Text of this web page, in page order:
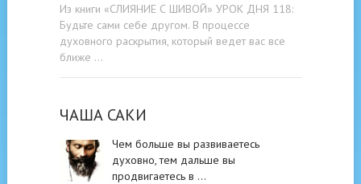
Из книги «СЛИЯНИЕ С ШИВОЙ» УРОК ДНЯ 118:
Будьте cами cебе другом. В процессе
духовного раскрытия, который ведет вас все
ближе …
ЧАША САКИ
Чем больше вы развиваетесь
духовно, тем дальше вы
продвигаетесь в …